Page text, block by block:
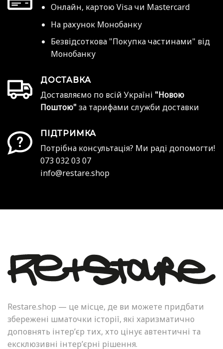
Онлайн, картою Visa чи Mastercard
На рахунок Монобанку
Безвідсоткова "Покупка частинами" від
Монобанку
ДОСТАВКА
Доставляємо по всій Україні "Новою
Поштою" за тарифами служби доставки
ПІДТРИМКА
Потрібна консультація? Ми раді допомогти!
073 032 03 07
info@restare.shop
Restare.shop — це місце, де ви можете придбати
збережені шматочки історії, які харизматично
доповнять інтер’єр тих, хто цінує автентичні та
ексклюзивні інтер’єрні рішення.